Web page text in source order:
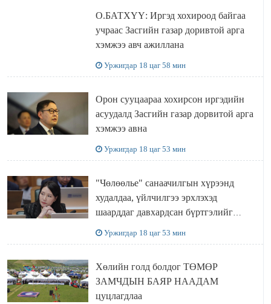
О.БАТХҮҮ: Иргэд хохироод байгаа
учраас Засгийн газар доривтой арга
хэмжээ авч ажиллана
Уржигдар 18 цаг 58 мин
Орон сууцаараа хохирсон иргэдийн
асуудалд Засгийн газар дорвитой арга
хэмжээ авна
Уржигдар 18 цаг 53 мин
"Чөлөөлье" санаачилгын хүрээнд
худалдаа, үйлчилгээ эрхлэхэд
шаарддаг давхардсан бүртгэлийг
Уржигдар 18 цаг 53 мин
Хөлийн голд болдог ТӨМӨР
ЗАМЧДЫН БАЯР НААДАМ
цуцлагдлаа